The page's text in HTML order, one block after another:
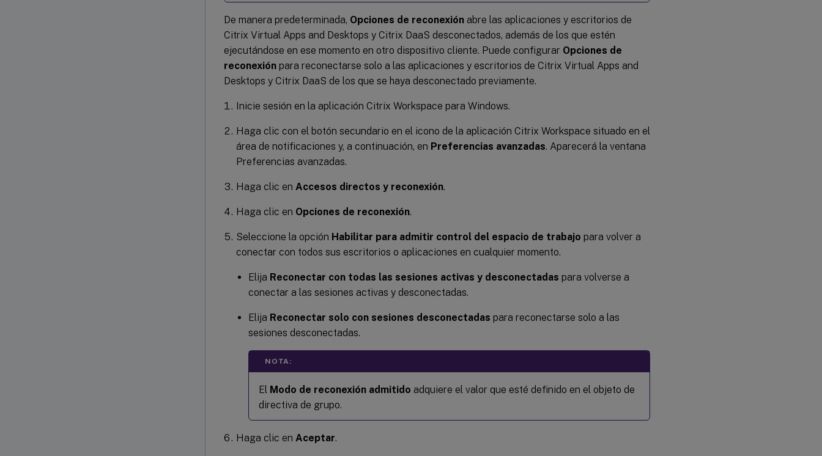
De manera predeterminada, Opciones de reconexión abre las aplicaciones y escritorios de
Citrix Virtual Apps and Desktops y Citrix DaaS desconectados, además de los que estén
ejecutándose en ese momento en otro dispositivo cliente. Puede configurar Opciones de
reconexión para reconectarse solo a las aplicaciones y escritorios de Citrix Virtual Apps and
Desktops y Citrix DaaS de los que se haya desconectado previamente.
Inicie sesión en la aplicación Citrix Workspace para Windows.
Haga clic con el botón secundario en el icono de la aplicación Citrix Workspace situado en el
área de notificaciones y, a continuación, en Preferencias avanzadas. Aparecerá la ventana
Preferencias avanzadas.
Haga clic en Accesos directos y reconexión.
Haga clic en Opciones de reconexión.
Seleccione la opción Habilitar para admitir control del espacio de trabajo para volver a
conectar con todos sus escritorios o aplicaciones en cualquier momento.
Elija Reconectar con todas las sesiones activas y desconectadas para volverse a
conectar a las sesiones activas y desconectadas.
Elija Reconectar solo con sesiones desconectadas para reconectarse solo a las
sesiones desconectadas.
NOTA:
El Modo de reconexión admitido adquiere el valor que esté definido en el objeto de
directiva de grupo.
Haga clic en Aceptar.